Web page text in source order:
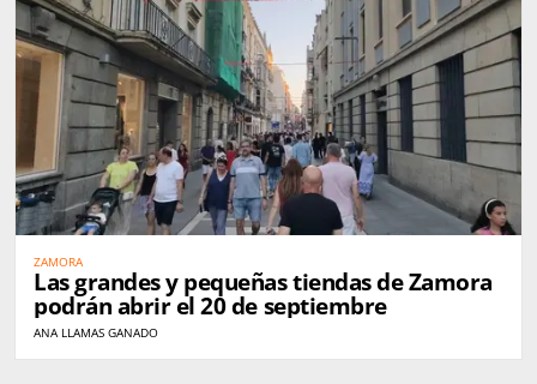
ZAMORA
Las grandes y pequeñas tiendas de Zamora
podrán abrir el 20 de septiembre
ANA LLAMAS GANADO